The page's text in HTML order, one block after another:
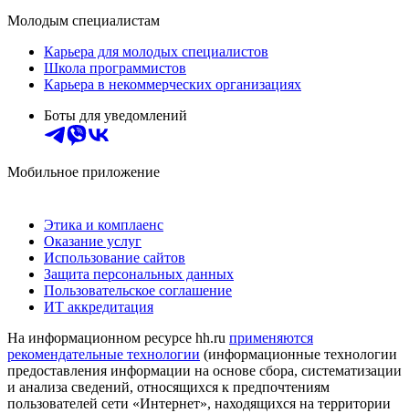
Молодым специалистам
Карьера для молодых специалистов
Школа программистов
Карьера в некоммерческих организациях
Боты для уведомлений
Мобильное приложение
Этика и комплаенс
Оказание услуг
Использование сайтов
Защита персональных данных
Пользовательское соглашение
ИТ аккредитация
На информационном ресурсе hh.ru применяются
рекомендательные технологии (информационные технологии
предоставления информации на основе сбора, систематизации
и анализа сведений, относящихся к предпочтениям
пользователей сети «Интернет», находящихся на территории